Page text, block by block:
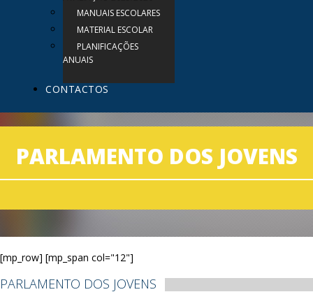
MANUAIS ESCOLARES
MATERIAL ESCOLAR
PLANIFICAÇÕES
ANUAIS
CONTACTOS
PARLAMENTO DOS JOVENS
[mp_row] [mp_span col="12"]
PARLAMENTO DOS JOVENS